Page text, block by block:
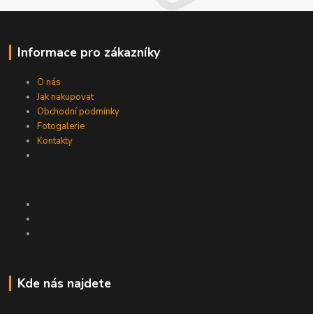
Informace pro zákazníky
O nás
Jak nakupovat
Obchodní podmínky
Fotogalerie
Kontakty
Kde nás najdete